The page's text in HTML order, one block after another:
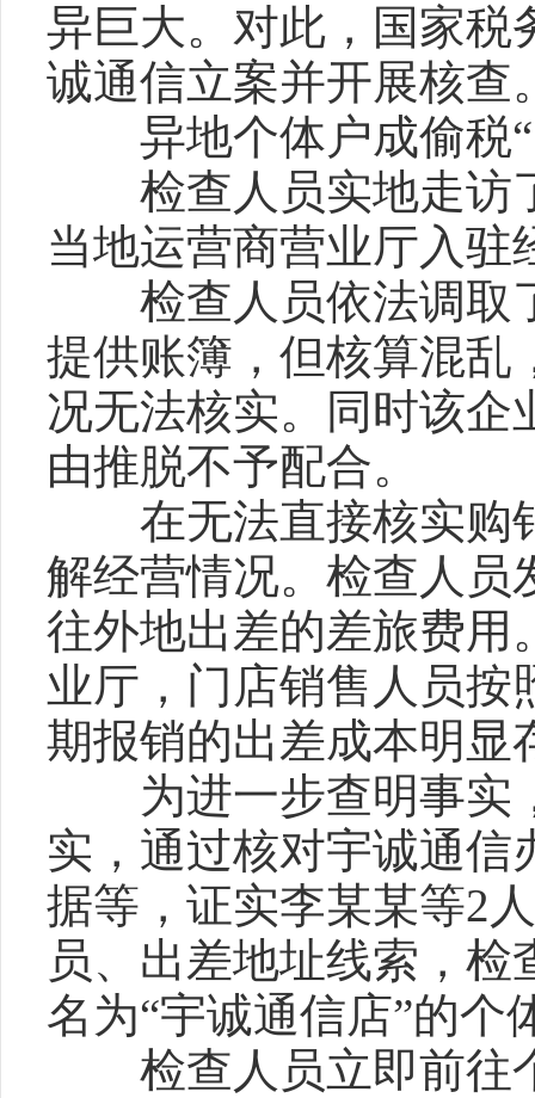
异巨大。对此，国家税
诚通信立案并开展核查
异地个体户成偷税“
检查人员实地走访了
当地运营商营业厅入
检查人员依法调取了
提供账簿，但核算混乱
况无法核实。同时该企
由推脱不予配合。
在无法直接核实购销
解经营情况。检查人员
往外地出差的差旅费用
业厅，门店销售人员按
期报销的出差成本明显
为进一步查明事实，
实，通过核对宇诚通信
据等，证实李某某等2
员、出差地址线索，
名为“宇诚通信店”的个
检查人员立即前往个